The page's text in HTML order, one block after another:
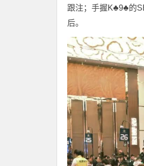
跟注；手握K♣️9♣️的
后。